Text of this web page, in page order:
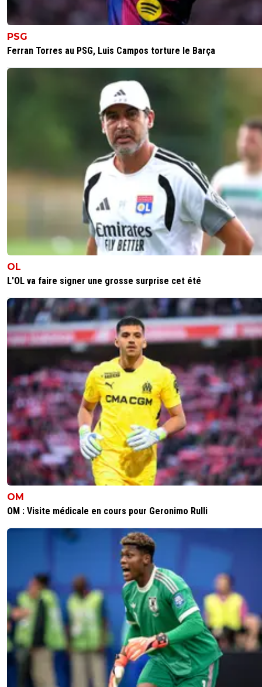
PSG
Ferran Torres au PSG, Luis Campos torture le Barça
OL
L'OL va faire signer une grosse surprise cet été
OM
OM : Visite médicale en cours pour Geronimo Rulli